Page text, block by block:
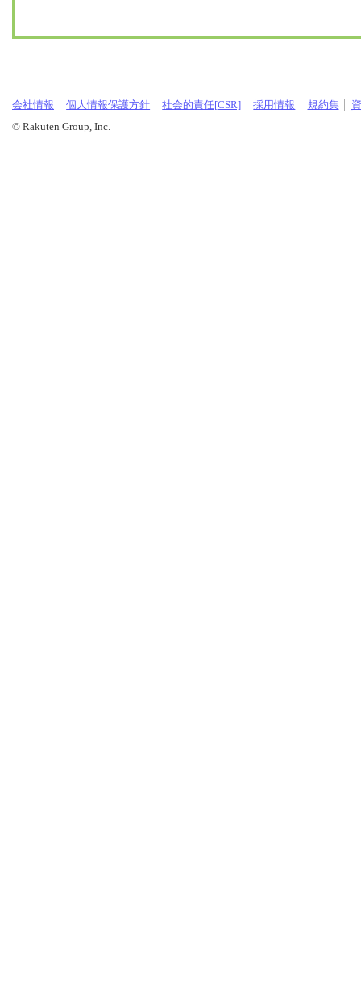
会社情報 個人情報保護方針 社会的責任[CSR] 採用情報 規約集
© Rakuten Group, Inc.